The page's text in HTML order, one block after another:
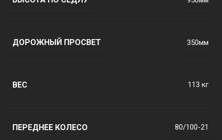
ДОРОЖНЫЙ ПРОСВЕТ 350мм
ВЕС 113 кг
ПЕРЕДНЕЕ КОЛЕСО 80/100-21